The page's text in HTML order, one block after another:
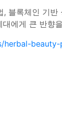
블록체인 기
에게 큰 반향